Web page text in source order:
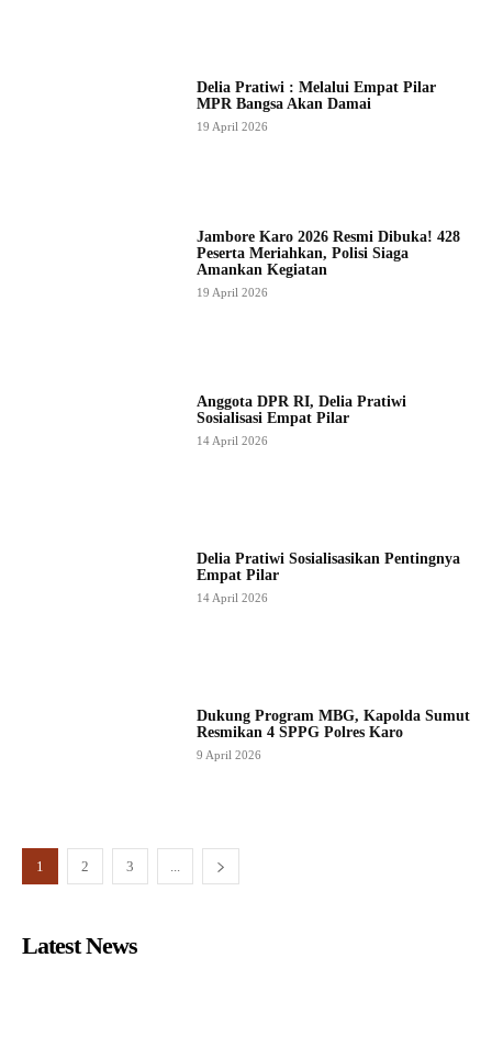
Delia Pratiwi : Melalui Empat Pilar
MPR Bangsa Akan Damai
19 April 2026
Jambore Karo 2026 Resmi Dibuka! 428
Peserta Meriahkan, Polisi Siaga
Amankan Kegiatan
19 April 2026
Anggota DPR RI, Delia Pratiwi
Sosialisasi Empat Pilar
14 April 2026
Delia Pratiwi Sosialisasikan Pentingnya
Empat Pilar
14 April 2026
Dukung Program MBG, Kapolda Sumut
Resmikan 4 SPPG Polres Karo
9 April 2026
1 2 3 ...
Latest News